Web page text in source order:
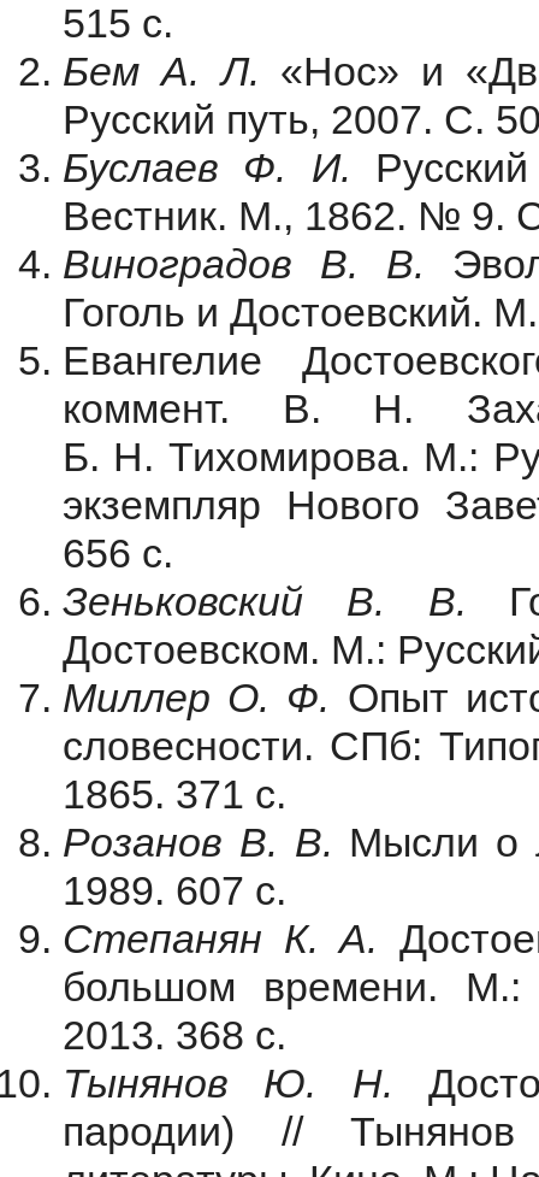
515 с.
Бем А. Л. «Нос» и
Русский путь, 2007. С.
Буслаев Ф. И.
Вестник. М., 1862. № 9.
Виноградов В. В.
Гоголь и Достоевский.
Евангелие
коммент. В. Н.
Б. Н. Тихомирова. М.:
экземпляр Нового
656 с.
Зеньковский В. В.
Достоевском. М.:
Миллер О. Ф. Опыт
словесности. СПб:
1865. 371 с.
Розанов В. В. Мысли о
1989. 607 с.
Степанян К. А.
большом времени. М.:
2013. 368 с.
Тынянов Ю. Н.
пародии) //